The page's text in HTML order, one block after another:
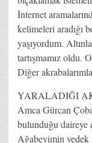
İnternet
kelimeleri aradığı
yaşıyordum.
tartışmamız oldu.
Diğer
YARALADIĞI
Amca Gürcan
bulunduğu daireye
Ağabeyimin yedek